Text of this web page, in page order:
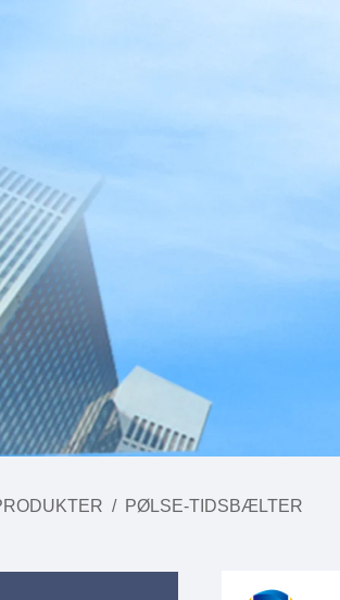
/ PØLSE-TIDSBÆLTER